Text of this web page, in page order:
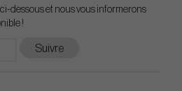
dessous et nous vous informerons
!
Suivre